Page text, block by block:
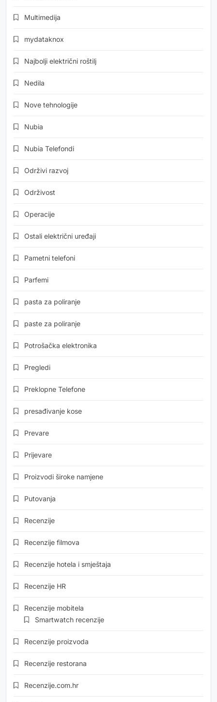
Multimedija
mydataknox
Najbolji električni roštilj
Nedila
Nove tehnologije
Nubia
Nubia Telefondi
Održivi razvoj
Održivost
Operacije
Ostali električni uređaji
Pametni telefoni
Parfemi
pasta za poliranje
paste za poliranje
Potrošačka elektronika
Pregledi
Preklopne Telefone
presađivanje kose
Prevare
Prijevare
Proizvodi široke namjene
Putovanja
Recenzije
Recenzije filmova
Recenzije hotela i smještaja
Recenzije HR
Recenzije mobitela
Smartwatch recenzije
Recenzije proizvoda
Recenzije restorana
Recenzije.com.hr